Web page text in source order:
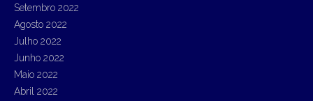
Setembro 2022
Agosto 2022
Julho 2022
Junho 2022
Maio 2022
Abril 2022